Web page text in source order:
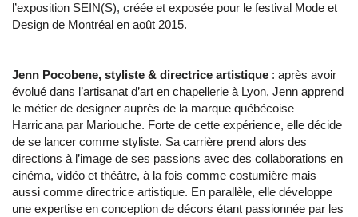
l’exposition SEIN(S), créée et exposée pour le festival Mode et
Design de Montréal en août 2015.
Jenn Pocobene, styliste & directrice artistique : après avoir
évolué dans l’artisanat d’art en chapellerie à Lyon, Jenn apprend
le métier de designer auprès de la marque québécoise
Harricana par Mariouche. Forte de cette expérience, elle décide
de se lancer comme styliste. Sa carrière prend alors des
directions à l’image de ses passions avec des collaborations en
cinéma, vidéo et théâtre, à la fois comme costumière mais
aussi comme directrice artistique. En parallèle, elle développe
une expertise en conception de décors étant passionnée par les